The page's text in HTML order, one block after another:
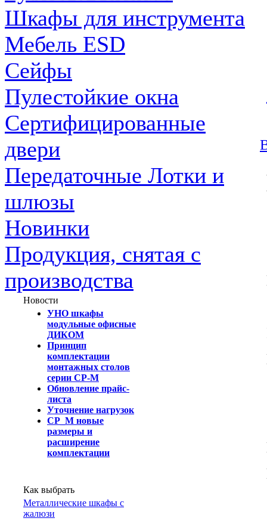
Шкафы для инструмента
Мебель ESD
Сейфы
Пулестойкие окна
Сертифицированные
двери
Передаточные Лотки и
шлюзы
Новинки
Продукция, снятая с
производства
Новости
УНО шкафы
модульные офисные
ДИКОМ
Принцип
комплектации
монтажных столов
серии СР-М
Обновление прайс-
листа
Уточнение нагрузок
СР_М новые
размеры и
расширение
комплектации
Как выбрать
Металлические шкафы с
жалюзи